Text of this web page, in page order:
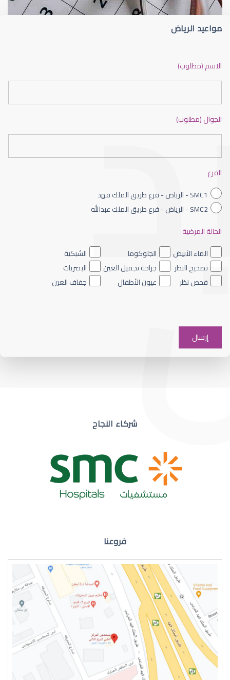
ضعف نظر الاطفال
ضعف نظر العين اليسرى
ضعف نظر مفاجئ
ضعف نظر في العين اليسرى
مواعيد الرياض
الاسم (مطلوب)
الجوال (مطلوب)
الفرع
SMC1 - الرياض - فرع طريق الملك فهد
SMC2 - الرياض - فرع طريق الملك عبدالله
الحالة المرضية
الماء الأبيض
الجلوكوما
الشبكية
تصحيح النظر
جراحة تجميل العين
البصريات
فحص نظر
عيون الأطفال جفاف العين
شركاء النجاح
فروعنا